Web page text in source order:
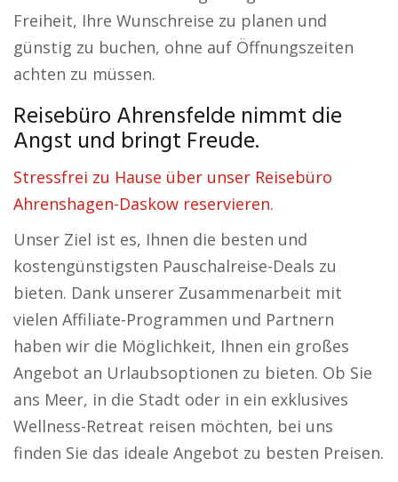
Freiheit, Ihre Wunschreise zu planen und
günstig zu buchen, ohne auf Öffnungszeiten
achten zu müssen.
Reisebüro Ahrensfelde nimmt die
Angst und bringt Freude.
Stressfrei zu Hause über unser Reisebüro
Ahrenshagen-Daskow reservieren.
Unser Ziel ist es, Ihnen die besten und
kostengünstigsten Pauschalreise-Deals zu
bieten. Dank unserer Zusammenarbeit mit
vielen Affiliate-Programmen und Partnern
haben wir die Möglichkeit, Ihnen ein großes
Angebot an Urlaubsoptionen zu bieten. Ob Sie
ans Meer, in die Stadt oder in ein exklusives
Wellness-Retreat reisen möchten, bei uns
finden Sie das ideale Angebot zu besten Preisen.